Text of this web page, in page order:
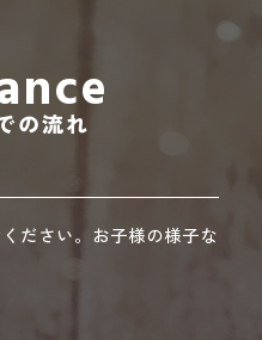
の流れ
ださい。お子様の様子な